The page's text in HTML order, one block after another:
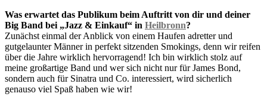
Was erwartet das Publikum beim Auftritt von dir und deiner
Big Band bei „Jazz & Einkauf“ in Heilbronn?
Zunächst einmal der Anblick von einem Haufen adretter und
gutgelaunter Männer in perfekt sitzenden Smokings, denn wir reifen
über die Jahre wirklich hervorragend! Ich bin wirklich stolz auf
meine großartige Band und wer sich nicht nur für James Bond,
sondern auch für Sinatra und Co. interessiert, wird sicherlich
genauso viel Spaß haben wie wir!